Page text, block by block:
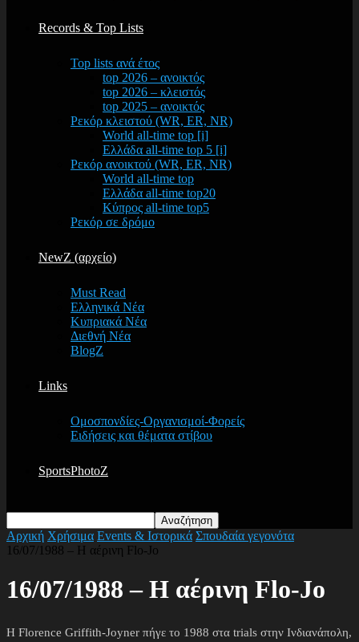
Records & Top Lists
Top lists ανά έτος
top 2026 – ανοικτός
top 2026 – κλειστός
top 2025 – ανοικτός
Ρεκόρ κλειστού (WR, ER, NR)
World all-time top [i]
Ελλάδα all-time top 5 [i]
Ρεκόρ ανοικτού (WR, ER, NR)
World all-time top
Ελλάδα all-time top20
Κύπρος all-time top5
Ρεκόρ σε δρόμο
NewZ (αρχείο)
Must Read
Ελληνικά Νέα
Κυπριακά Νέα
Διεθνή Νέα
BlogZ
Links
Ομοσπονδίες-Οργανισμοί-Φορείς
Ειδήσεις και θέματα στίβου
SportsPhotoZ
Αρχική Χρήσιμα Events & Ιστορικά Σπουδαία γεγονότα
16/07/1988 – Η αέρινη Flo-Jo
16/07/1988 – Η αέρινη Flo-Jo
Η Florence Griffith-Joyner πήγε το 1988 στα trials στην Ινδιανάπολη,